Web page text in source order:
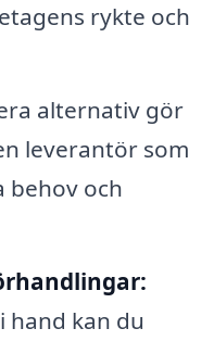
rykte och
alternativ gör
leverantör som
behov och
hand kan du